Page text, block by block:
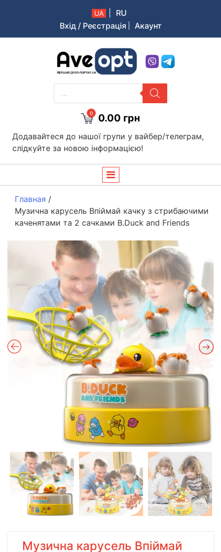
UA
RU
Вхід / Реєстрація
Акаунт
Aveopt – оптова дропшипінг платформа в Україні
PRODUCTS
SEARCH
0 0.00 грн
Додавайтеся до нашої групи у вайбер/телеграм,
слідкуйте за новою інформацією!
Главная /
Музична карусель Впіймай качку з стрибаючими
каченятами та 2 сачками B.Duck and Friends
Музична карусель Впіймай